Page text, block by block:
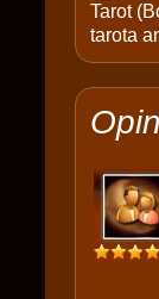
Tarot
tarota